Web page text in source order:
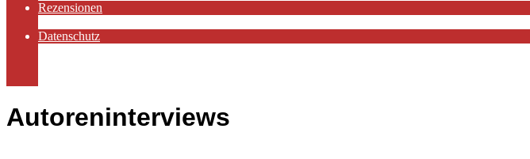
Rezensionen
Datenschutz
Autoreninterviews